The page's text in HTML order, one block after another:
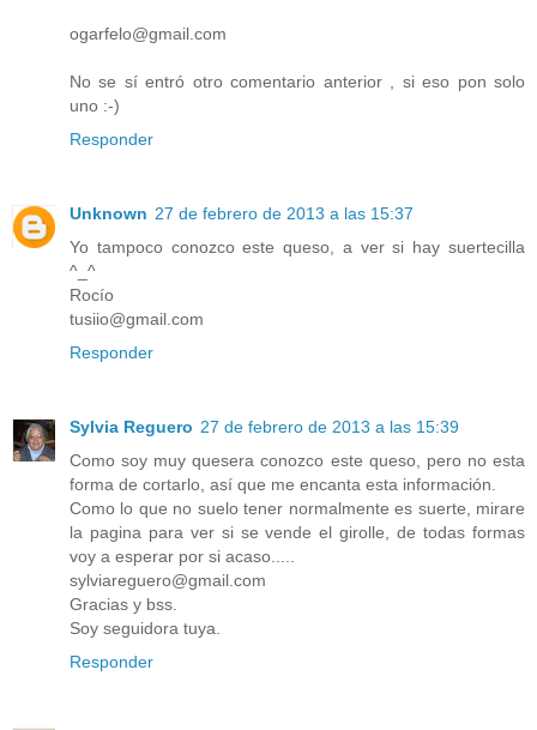
ogarfelo@gmail.com
No se sí entró otro comentario anterior , si eso pon solo
uno :-)
Responder
Unknown 27 de febrero de 2013 a las 15:37
Yo tampoco conozco este queso, a ver si hay suertecilla
^_^
Rocío
tusiio@gmail.com
Responder
Sylvia Reguero 27 de febrero de 2013 a las 15:39
Como soy muy quesera conozco este queso, pero no esta
forma de cortarlo, así que me encanta esta información.
Como lo que no suelo tener normalmente es suerte, mirare
la pagina para ver si se vende el girolle, de todas formas
voy a esperar por si acaso.....
sylviareguero@gmail.com
Gracias y bss.
Soy seguidora tuya.
Responder